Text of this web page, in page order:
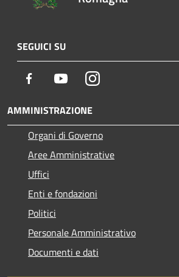
SEGUICI SU
Facebook YoutubeInstagram
AMMINISTRAZIONE
Organi di Governo
Aree Amministrative
Uffici
Enti e fondazioni
Politici
Personale Amministrativo
Documenti e dati